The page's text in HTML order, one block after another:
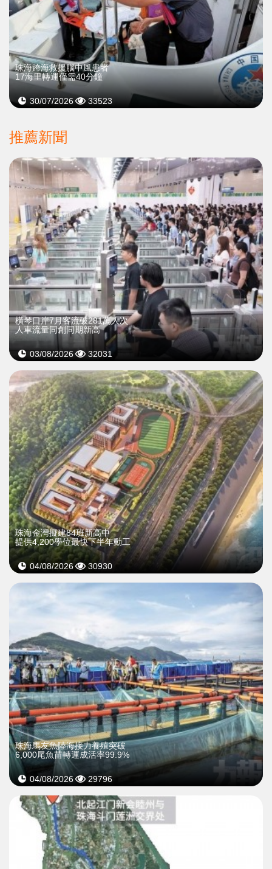
珠海跨海救援腦中風患者
17海里轉運僅需40分鐘
30/07/2026 33523
推薦新聞
橫琴口岸7月客流破281萬人次
人車流量同創同期新高
03/08/2026 32031
珠海金灣擬建84班新高中
提供4,200學位最快下半年動工
04/08/2026 30930
珠海馬友魚陸海接力養殖突破
6,000尾魚苗轉運成活率99.9%
04/08/2026 29796